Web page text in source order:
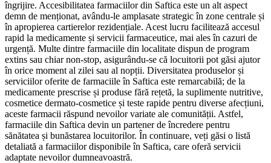
îngrijire. Accesibilitatea farmaciilor din Saftica este un alt aspect
demn de menționat, avându-le amplasate strategic în zone centrale și
în apropierea cartierelor rezidențiale. Acest lucru facilitează accesul
rapid la medicamente și servicii farmaceutice, mai ales în cazuri de
urgență. Multe dintre farmaciile din localitate dispun de program
extins sau chiar non-stop, asigurându-se că locuitorii pot găsi ajutor
în orice moment al zilei sau al nopții. Diversitatea produselor și
serviciilor oferite de farmaciile în Saftica este remarcabilă; de la
medicamente prescrise și produse fără rețetă, la suplimente nutritive,
cosmetice dermato-cosmetice și teste rapide pentru diverse afecțiuni,
aceste farmacii răspund nevoilor variate ale comunității. Astfel,
farmaciile din Saftica devin un partener de încredere pentru
sănătatea și bunăstarea locuitorilor. În continuare, veți găsi o listă
detaliată a farmaciilor disponibile în Saftica, care oferă servicii
adaptate nevoilor dumneavoastră.